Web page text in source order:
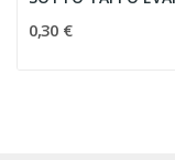
0,30 €